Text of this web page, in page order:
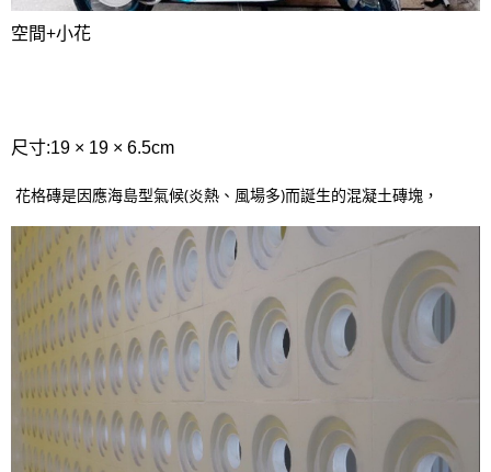
空間+小花
尺寸:19 × 19 × 6.5cm
花格磚是因應海島型氣候(炎熱、風場多)而誕生的混凝土磚塊，